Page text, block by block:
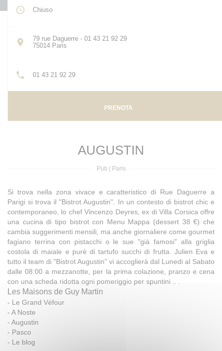
Chiuso
79 rue Daguerre - 01 43 21 92 29
75014 Paris
01 43 21 92 29
PRENOTA
AUGUSTIN
Pub Paris
Si trova nella zona vivace e caratteristico di Rue Daguerre a
Parigi si trova il "Bistrot Augustin". In un contesto di bistrot chic e
contemporaneo, lo chef Vincenzo Deyres, ex di Villa Corsica offre
una cucina di tipo bistrot con Menu Mappa (dessert 38 €) che
cambia suggerimenti mensili, ma anche giornaliere come gourmet
fagiano terrina con pistacchi o le sue "già famosi" alla griglia
costola di maiale e purè di tartufo succhi di frutta. Julien Eva e
tutto il team di "Bistrot Augustin" vi accoglierà dal Lunedi al Sabato
dalle 08:00 a mezzanotte, per la prima colazione, pranzo e cena
con una scheda ridotta ogni pomeriggio per spuntini .. .
Les Maisons de Guy Martin
- Le Grand Véfour
- A Noste
- Augustin
- Pasco
- Le blog